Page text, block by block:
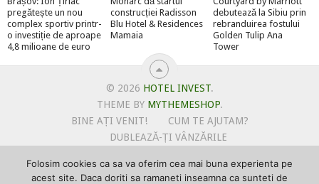
pregătește un nou
complex sportiv printr-
o investiție de aproape
4,8 milioane de euro
construcției Radisson
Blu Hotel & Residences
Mamaia
debutează la Sibiu prin
rebranduirea fostului
Golden Tulip Ana
Tower
© 2026 HOTEL INVEST.
THEME BY MYTHEMESHOP.
BINE AȚI VENIT!
CUM TE AJUTAM?
DUBLEAZĂ-ȚI VÂNZĂRILE
POLITICA DE UTILIZARE COOKIE-URI
Folosim cookies ca sa va oferim cea mai buna experienta pe
acest site. Daca doriti sa ramaneti inseamna ca sunteti de